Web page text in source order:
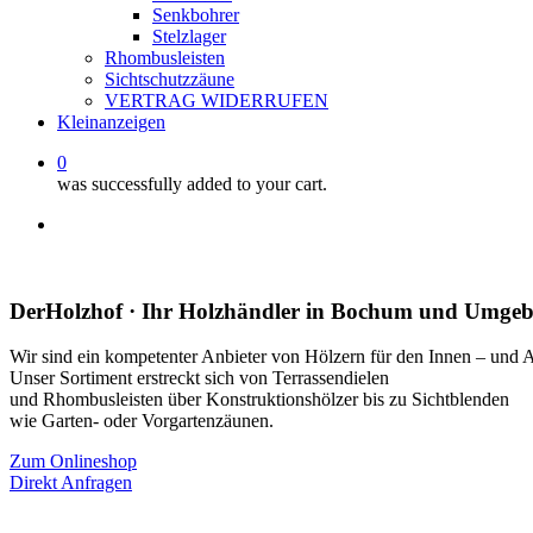
Senkbohrer
Stelzlager
Rhombusleisten
Sichtschutzzäune
VERTRAG WIDERRUFEN
Kleinanzeigen
0
was successfully added to your cart.
DerHolzhof · Ihr Holzhändler in Bochum und
Wir sind ein kompetenter Anbieter von Hölzern für den Innen – und
Unser Sortiment erstreckt sich von Terrassendielen
und Rhombusleisten über Konstruktionshölzer bis zu Sichtblenden
wie Garten- oder Vorgartenzäunen.
Zum Onlineshop
Direkt Anfragen